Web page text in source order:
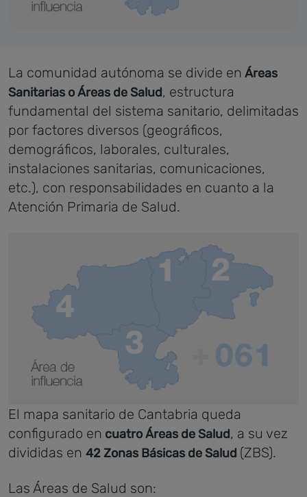
La comunidad autónoma se divide en Áreas
Sanitarias o Áreas de Salud, estructura
fundamental del sistema sanitario, delimitadas
por factores diversos (geográficos,
demográficos, laborales, culturales,
instalaciones sanitarias, comunicaciones,
etc.), con responsabilidades en cuanto a la
Atención Primaria de Salud.
El mapa sanitario de Cantabria queda
configurado en cuatro Áreas de Salud, a su vez
divididas en 42 Zonas Básicas de Salud (ZBS).
Las Áreas de Salud son: